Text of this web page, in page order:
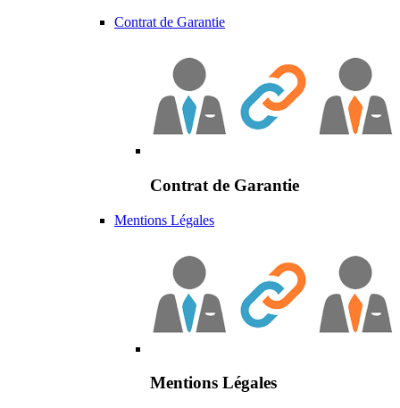
Contrat de Garantie
Contrat de Garantie
Mentions Légales
Mentions Légales